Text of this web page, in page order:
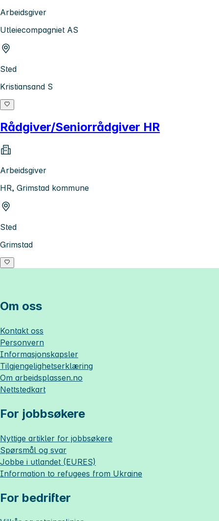
Arbeidsgiver
Utleiecompagniet AS
Sted
Kristiansand S
Rådgiver/Seniorrådgiver HR
Arbeidsgiver
HR, Grimstad kommune
Sted
Grimstad
Om oss
Kontakt oss
Personvern
Informasjonskapsler
Tilgjengelighetserklæring
Om arbeidsplassen.no
Nettstedkart
For jobbsøkere
Nyttige artikler for jobbsøkere
Spørsmål og svar
Jobbe i utlandet (EURES)
Information to refugees from Ukraine
For bedrifter